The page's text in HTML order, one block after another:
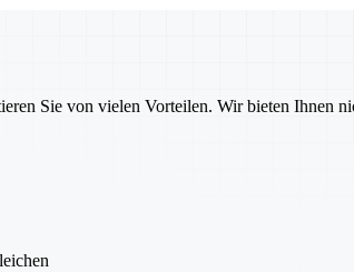
Sie von vielen Vorteilen. Wir bieten Ihnen